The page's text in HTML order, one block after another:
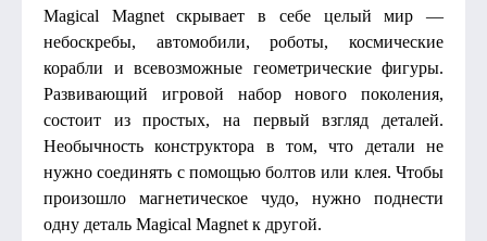
Magical Magnet скрывает в себе целый мир —
небоскребы, автомобили, роботы, космические
корабли и всевозможные геометрические фигуры.
Развивающий игровой набор нового поколения,
состоит из простых, на первый взгляд деталей.
Необычность конструктора в том, что детали не
нужно соединять с помощью болтов или клея. Чтобы
произошло магнетическое чудо, нужно поднести
одну деталь Magical Magnet к другой.